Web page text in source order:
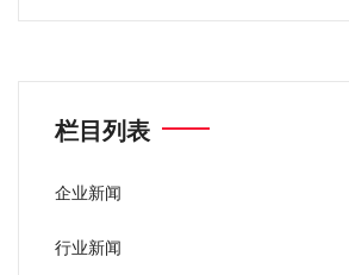
栏目列表
企业新闻
行业新闻